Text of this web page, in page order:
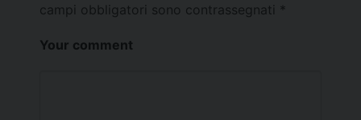
campi obbligatori sono contrassegnati *
Your comment